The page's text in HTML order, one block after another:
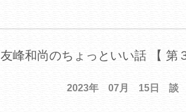
友峰和尚のちょっといい話 【 第
2023年 07月 15日 談